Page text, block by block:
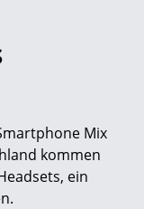
Mix
kommen
ein